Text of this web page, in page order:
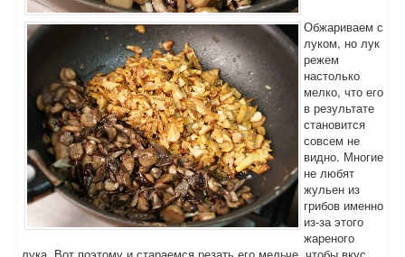
Обжариваем с
луком, но лук
режем
настолько
мелко, что его
в результате
становится
совсем не
видно. Многие
не любят
жульен из
грибов именно
из-за этого
жареного
лука. Вот поэтому и стараемся резать его мельче, чтобы вкус